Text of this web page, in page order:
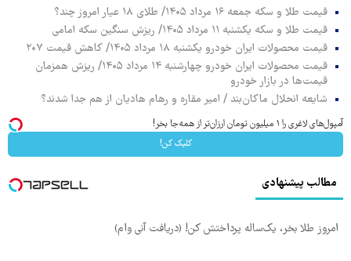
قیمت طلا و سکه جمعه ۱۶ مرداد ۱۴۰۵/ طلای ۱۸ عیار امروز چند؟
قیمت طلا و سکه یکشنبه ۱۱ مرداد ۱۴۰۵/ ریزش سنگین سکه امامی
قیمت محصولات ایران خودرو یکشنبه ۱۸ مرداد ۱۴۰۵/ کاهش قیمت ۲۰۷
قیمت محصولات ایران خودرو چهارشنبه ۱۴ مرداد ۱۴۰۵/ ریزش همزمان
قیمت‌ها در بازار خودرو
شایعه انحلال ماکان‌بند / امیر مقاره و رهام هادیان از هم جدا شدند؟
آمپول‌های لاغری را ۱ میلیون تومان ارزان‌تر از همه‌جا بخر!
کلیک کن!
مطالب پیشنهادی
امروز طلا بخر، یک‌ساله پرداختش کن! (دریافت آنی وام)